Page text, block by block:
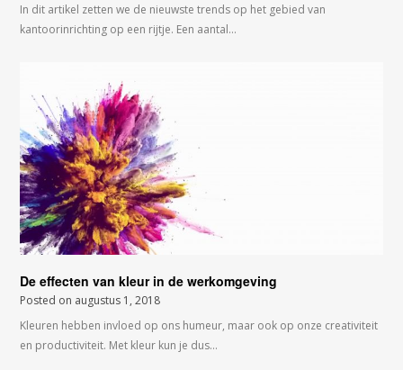
In dit artikel zetten we de nieuwste trends op het gebied van
kantoorinrichting op een rijtje. Een aantal…
De effecten van kleur in de werkomgeving
Posted on augustus 1, 2018
Kleuren hebben invloed op ons humeur, maar ook op onze creativiteit
en productiviteit. Met kleur kun je dus…